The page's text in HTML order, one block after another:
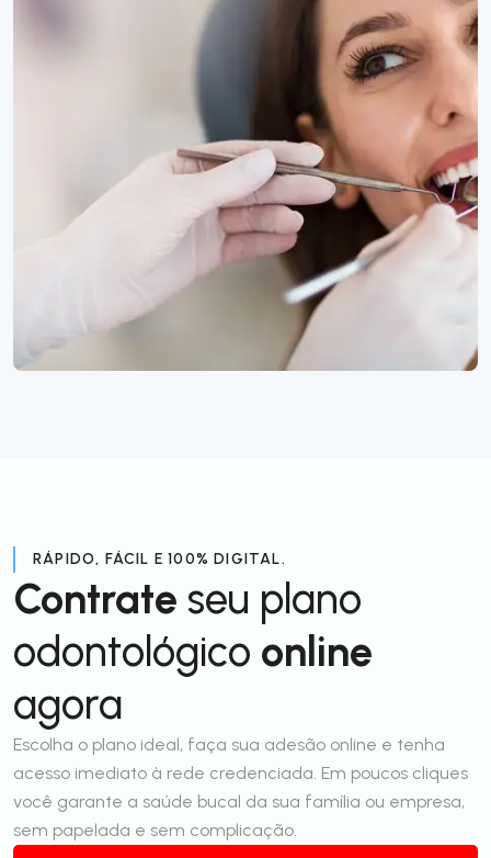
RÁPIDO, FÁCIL E 100% DIGITAL.
Contrate seu plano
odontológico online
agora
Escolha o plano ideal, faça sua adesão online e tenha
acesso imediato à rede credenciada. Em poucos cliques
você garante a saúde bucal da sua família ou empresa,
sem papelada e sem complicação.